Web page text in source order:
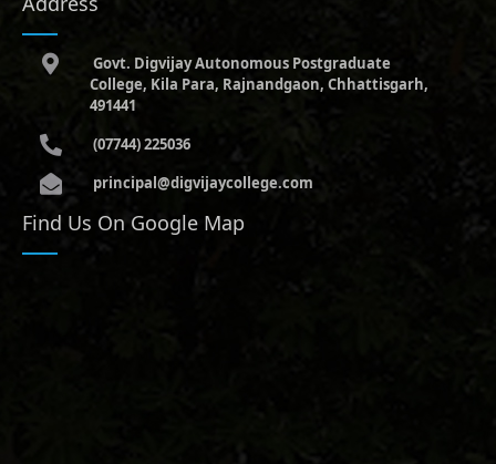
Govt. Digvijay Autonomous Postgraduate
College, Kila Para, Rajnandgaon, Chhattisgarh,
491441
(07744) 225036
principal@digvijaycollege.com
Find Us On Google Map